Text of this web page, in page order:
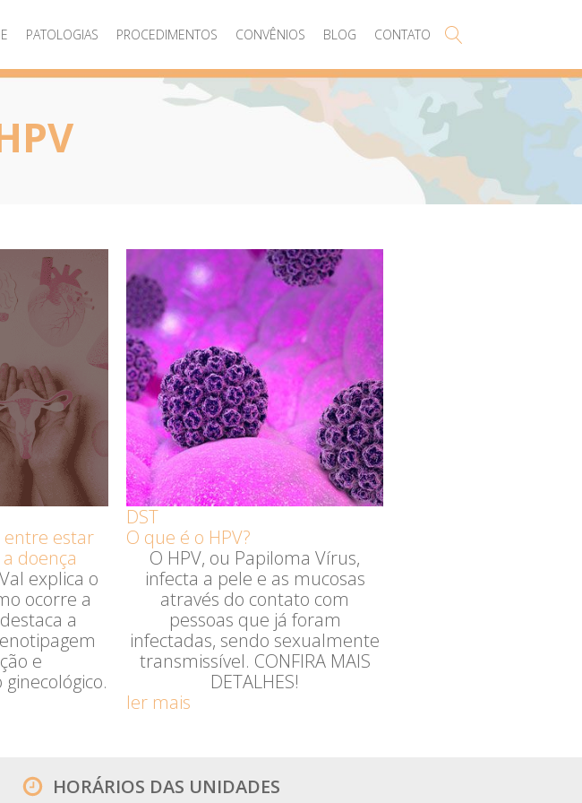
PATOLOGIAS PROCEDIMENTOS CONVÊNIOS BLOG CONTATO
entre estar
doença
explica o
ocorre a
a
e
DST
O que é o HPV?
O HPV, ou Papiloma Vírus,
infecta a pele e as mucosas
através do contato com
pessoas que já foram
infectadas, sendo sexualmente
transmissível. CONFIRA MAIS
DETALHES!
ler mais
HORÁRIOS DAS UNIDADES